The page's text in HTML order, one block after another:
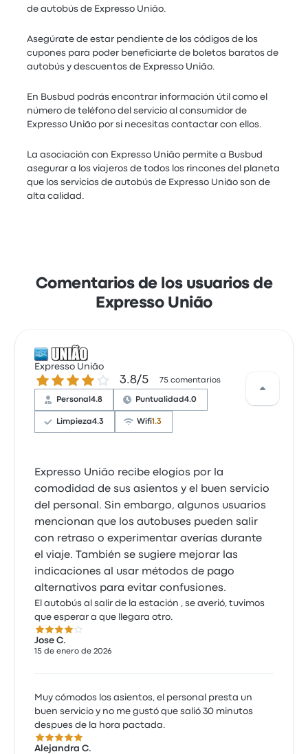
de autobús de Expresso União.
Asegúrate de estar pendiente de los códigos de los
cupones para poder beneficiarte de boletos baratos de
autobús y descuentos de Expresso União.
En Busbud podrás encontrar información útil como el
número de teléfono del servicio al consumidor de
Expresso União por si necesitas contactar con ellos.
La asociación con Expresso União permite a Busbud
asegurar a los viajeros de todos los rincones del planeta
que los servicios de autobús de Expresso União son de
alta calidad.
Comentarios de los usuarios de
Expresso União
Expresso União
3.8 de 5 estrellas3.8/5 75 comentarios
Personal4.8 Puntualidad4.0
Limpieza4.3 Wifi1.3
Expresso União recibe elogios por la
comodidad de sus asientos y el buen servicio
del personal. Sin embargo, algunos usuarios
mencionan que los autobuses pueden salir
con retraso o experimentar averías durante
el viaje. También se sugiere mejorar las
indicaciones al usar métodos de pago
alternativos para evitar confusiones.
El autobús al salir de la estación , se averió, tuvimos
que esperar a que llegara otro.
4.0 de 5 estrellas
Jose C.
15 de enero de 2026
Muy cómodos los asientos, el personal presta un
buen servicio y no me gustó que salió 30 minutos
despues de la hora pactada.
5.0 de 5 estrellas
Alejandra C.